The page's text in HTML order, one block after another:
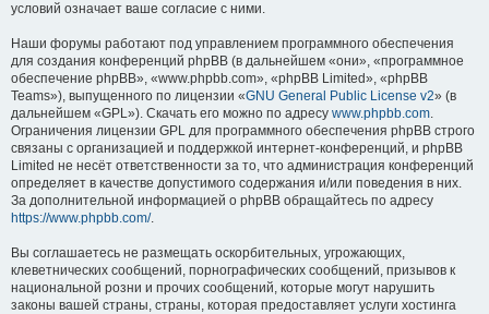
условий означает ваше согласие с ними.
Наши форумы работают под управлением программного обеспечения
для создания конференций phpBB (в дальнейшем «они», «программное
обеспечение phpBB», «www.phpbb.com», «phpBB Limited», «phpBB
Teams»), выпущенного по лицензии «GNU General Public License v2» (в
дальнейшем «GPL»). Скачать его можно по адресу www.phpbb.com.
Ограничения лицензии GPL для программного обеспечения phpBB строго
связаны с организацией и поддержкой интернет-конференций, и phpBB
Limited не несёт ответственности за то, что администрация конференций
определяет в качестве допустимого содержания и/или поведения в них.
За дополнительной информацией о phpBB обращайтесь по адресу
https://www.phpbb.com/.
Вы соглашаетесь не размещать оскорбительных, угрожающих,
клеветнических сообщений, порнографических сообщений, призывов к
национальной розни и прочих сообщений, которые могут нарушить
законы вашей страны, страны, которая предоставляет услуги хостинга